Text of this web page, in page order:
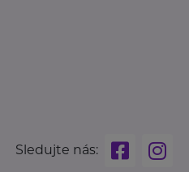
Sledujte nás: